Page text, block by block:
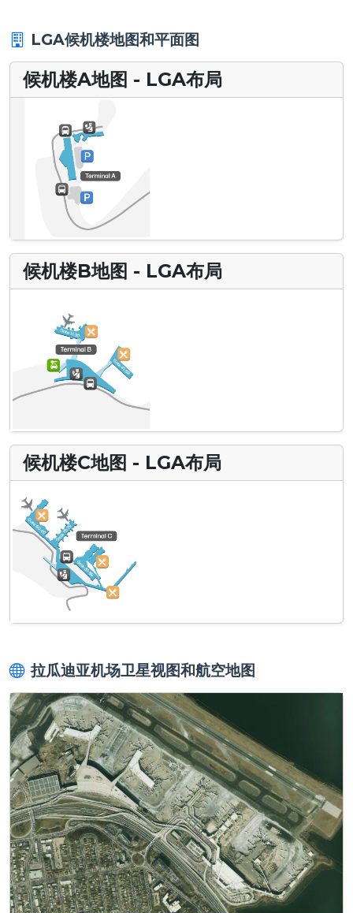
LGA候机楼地图和平面图
候机楼A地图 - LGA布局
候机楼B地图 - LGA布局
候机楼C地图 - LGA布局
拉瓜迪亚机场卫星视图和航空地图